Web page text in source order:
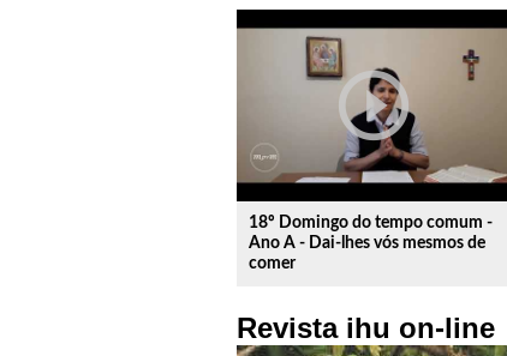
play_circle_outline
18º Domingo do tempo comum -
Ano A - Dai-lhes vós mesmos de
comer
Revista ihu on-line